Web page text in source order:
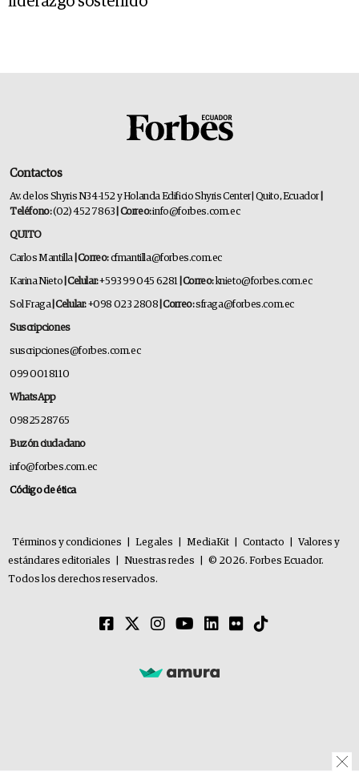
Contactos
Av. de los Shyris N34-152 y Holanda Edificio Shyris Center | Quito, Ecuador
Teléfono:(02) 452 7863 | Correo:info@forbes.com.ec
QUITO
Carlos Mantilla | Correo:cfmantilla@forbes.com.ec
Karina Nieto | Celular:+593 99 045 6281 | Correo:knieto@forbes.com.ec
Sol Fraga| Celular:+098 023 2808 | Correo:sfraga@forbes.com.ec
Suscripciones
suscripciones@forbes.com.ec
099 001 8110
WhatsApp
0982528765
Buzón ciudadano
info@forbes.com.ec
Código de ética
Términos y condiciones Legales MediaKit Contacto
Valores y
estándares editoriales
Nuestras redes
© 2026. Forbes Ecuador.
Todos los derechos reservados.